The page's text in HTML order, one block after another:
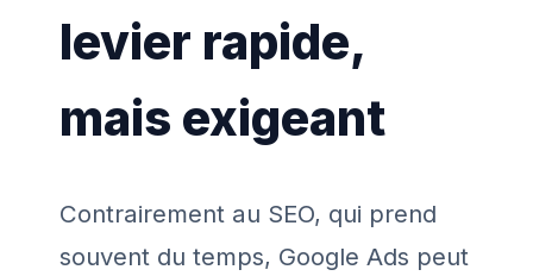
levier rapide,
mais exigeant
Contrairement au SEO, qui prend
souvent du temps, Google Ads peut